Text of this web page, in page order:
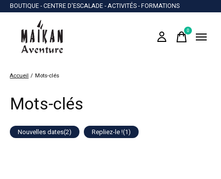
BOUTIQUE - CENTRE D'ESCALADE - ACTIVITÉS - FORMATIONS
0items
Accueil / Mots-clés
Mots-clés
Nouvelles dates(2) Repliez-le !(1)